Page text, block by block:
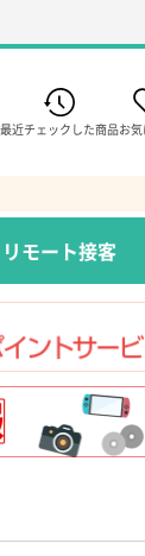
最近チェックした商品お
リモート接客